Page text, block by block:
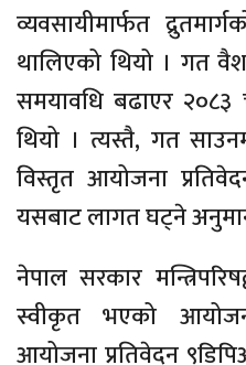
व्यवसायीमार्फत
थालिएको थियो । गत
समयावधि बढाएर २०८३
थियो । त्यस्तै, गत
विस्तृत आयोजना
यसबाट लागत घट्ने
नेपाल सरकार
स्वीकृत भएको
आयोजना प्रतिवेदन